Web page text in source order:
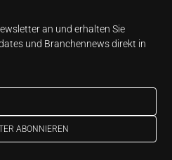
an und erhalten Sie
und Branchennews direkt in
ABONNIEREN